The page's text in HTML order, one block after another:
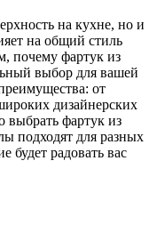
на кухне, но и
на общий стиль
почему фартук из
выбор для вашей
от
дизайнерских
выбрать фартук из
подходят для разных
будет радовать вас